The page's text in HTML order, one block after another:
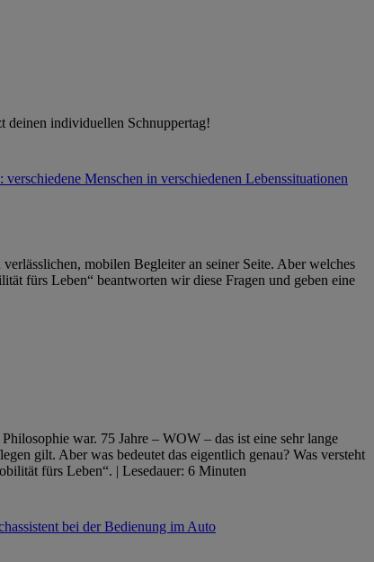
deinen individuellen Schnuppertag!
mobilen Begleiter an seiner Seite. Aber welches
fürs Leben“ beantworten wir diese Fragen und geben eine
war. 75 Jahre – WOW – das ist eine sehr lange
gilt. Aber was bedeutet das eigentlich genau? Was versteht
fürs Leben“. | Lesedauer: 6 Minuten